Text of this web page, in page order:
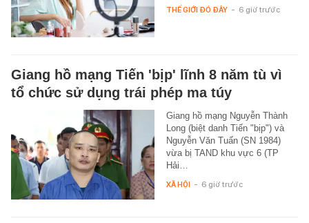
THẾ GIỚI ĐÓ ĐÂY - 6 giờ trước
Giang hồ mạng Tiến 'bịp' lĩnh 8 năm tù vì
tổ chức sử dụng trái phép ma túy
Giang hồ mạng Nguyễn Thành
Long (biệt danh Tiến "bịp") và
Nguyễn Văn Tuấn (SN 1984)
vừa bị TAND khu vực 6 (TP
Hải…
XÃ HỘI - 6 giờ trước